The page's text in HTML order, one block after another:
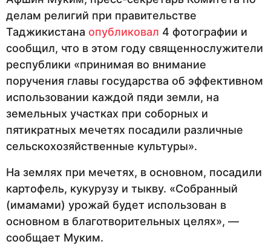
делам религий при правительстве
Таджикистана опубликовал 4 фотографии и
сообщил, что в этом году священнослужители
республики «принимая во внимание
поручения главы государства об эффективном
использовании каждой пяди земли, на
земельных участках при соборных и
пятикратных мечетях посадили различные
сельскохозяйственные культуры».
На землях при мечетях, в основном, посадили
картофель, кукурузу и тыкву. «Собранный
(имамами) урожай будет использован в
основном в благотворительных целях», —
сообщает Муким.